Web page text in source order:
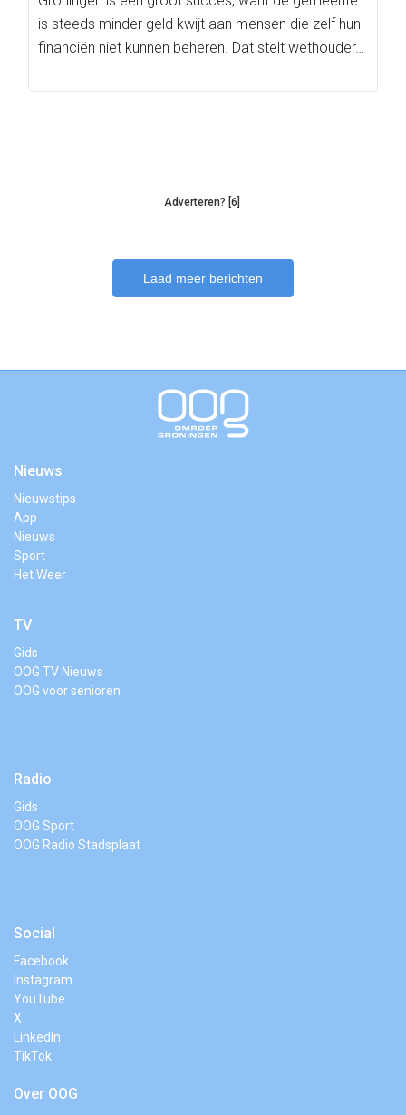
is steeds minder geld kwijt aan mensen die zelf hun
financiën niet kunnen beheren. Dat stelt wethouder…
Adverteren? [6]
Laad meer berichten
Nieuws
Nieuwstips
App
Nieuws
Sport
Het Weer
TV
Gids
OOG TV Nieuws
OOG voor senioren
Radio
Gids
OOG Sport
OOG Radio Stadsplaat
Social
Facebook
Instagram
YouTube
X
LinkedIn
TikTok
Over OOG